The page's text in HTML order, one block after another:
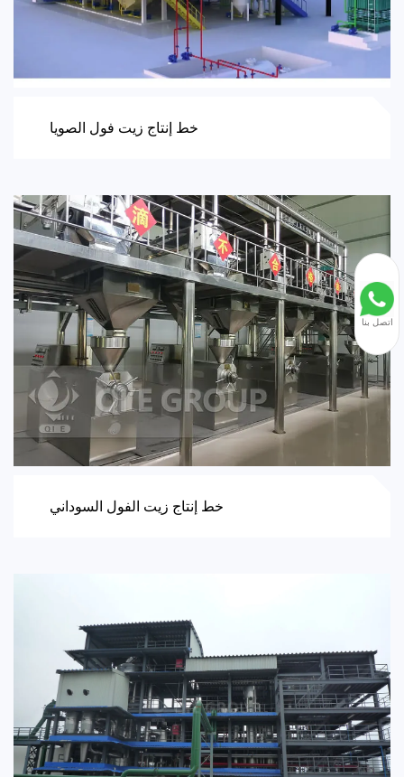
خط إنتاج زيت فول الصويا
خط إنتاج زيت الفول السوداني
اتصل بنا